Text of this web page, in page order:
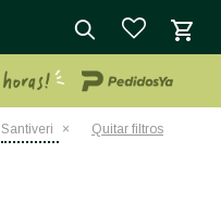
Santiveri Quitar filtros